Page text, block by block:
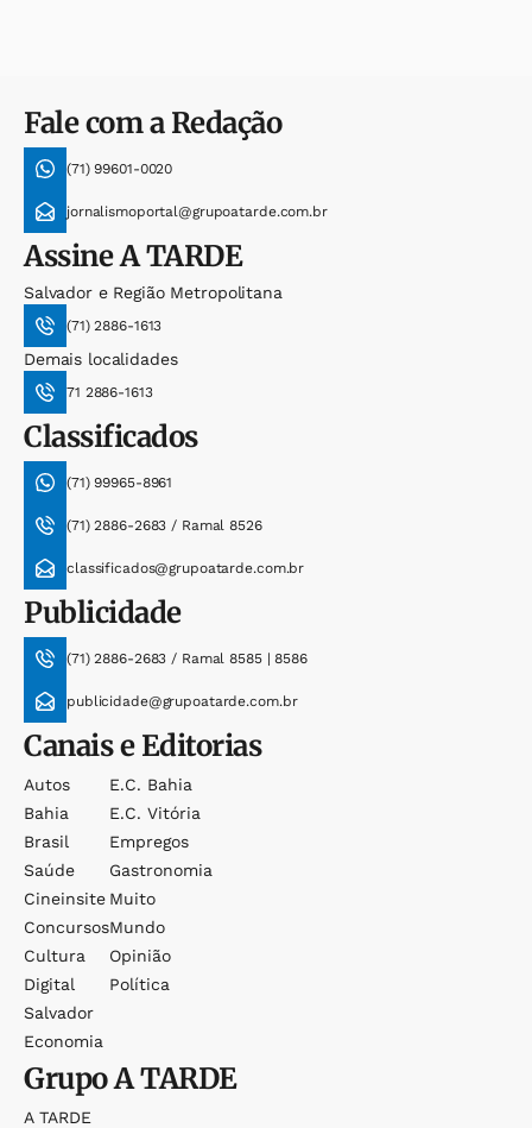
Fale com a Redação
(71) 99601-0020
jornalismoportal@grupoatarde.com.br
AssineA TARDE
Salvador e Região Metropolitana
(71) 2886-1613
Demais localidades
71 2886-1613
Classificados
(71) 99965-8961
(71) 2886-2683 / Ramal 8526
classificados@grupoatarde.com.br
Publicidade
(71) 2886-2683 / Ramal 8585 | 8586
publicidade@grupoatarde.com.br
Canais e Editorias
Autos
Bahia
Brasil
Saúde
Cineinsite
Concursos
Cultura
Digital
Salvador
Economia
E.c. Bahia
E.c. Vitória
Empregos
Gastronomia
Muito
Mundo
Opinião
Política
GrupoA TARDE
A TARDE